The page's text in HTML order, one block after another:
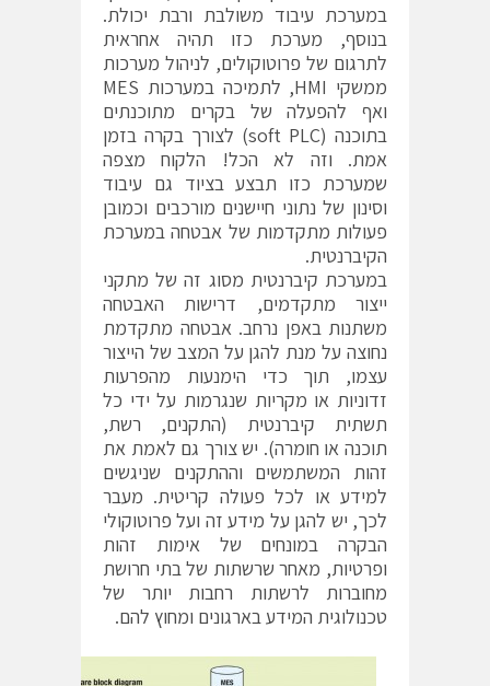
במערכת עיבוד משולבת ורבת יכולת.
בנוסף, מערכת כזו תהיה אחראית
לתרגום של פרוטוקולים, לניהול מערכות
ממשקי HMI, לתמיכה במערכות MES
ואף להפעלה של בקרים מתוכנתים
בתוכנה (soft PLC) לצורך בקרה בזמן
אמת. וזה לא הכל! הלקוח מצפה
שמערכת כזו תבצע בציוד גם עיבוד
וסינון של נתוני חיישנים מורכבים וכמובן
פעולות מתקדמות של אבטחה במערכת
הקיברנטית.
במערכת קיברנטית מסוג זה של מתקני
ייצור מתקדמים, דרישות האבטחה
משתנות באפן נרחב. אבטחה מתקדמת
נחוצה על מנת להגן על המצב של הייצור
עצמו, תוך כדי הימנעות מהפרעות
זדוניות או מקריות שנגרמות על ידי כל
תשתית קיברנטית (התקנים, רשת,
תוכנה או חומרה). יש צורך גם לאמת את
זהות המשתמשים וההתקנים שניגשים
למידע או לכל פעולה קריטית. מעבר
לכך, יש להגן על מידע זה ועל פרוטוקולי
הבקרה במונחים של אימות זהות
ופרטיות, מאחר שרשתות של בתי חרושת
מחוברות לרשתות רחבות יותר של
טכנולוגית המידע בארגונים ומחוץ להם.